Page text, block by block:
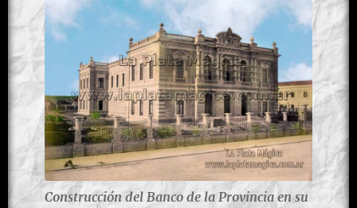
Construcción del Banco de la Provincia en su